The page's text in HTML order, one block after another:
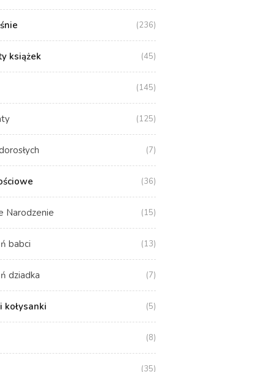
(236)
książek (45)
(145)
(125)
(7)
(36)
Narodzenie (15)
babci (13)
dziadka (7)
kołysanki (5)
(8)
(35)